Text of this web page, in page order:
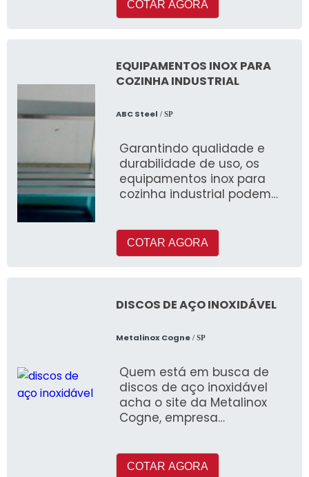
COTAR AGORA
EQUIPAMENTOS INOX PARA
COZINHA INDUSTRIAL
ABC Steel / SP
Garantindo qualidade e
durabilidade de uso, os
equipamentos inox para
cozinha industrial podem
conjunto é definido de
acordo co
COTAR AGORA
DISCOS DE AÇO INOXIDÁVEL
Metalinox Cogne/ SP
Quem está em busca de
discos de aço inoxidável
acha o site da Metalinox
Cogne, empresa
aços inoxi
COTAR AGORA